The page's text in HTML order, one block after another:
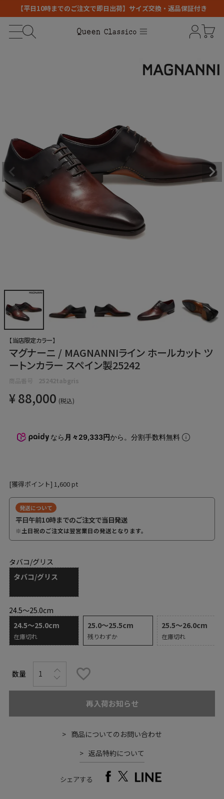
【平日10時までのご注文で即日出荷】サイズ交換・返品保証付き
【当店限定カラー】
マグナーニ / MAGNANNIライン ホールカット ツ
ートンカラー スペイン製25242
商品番号 25242tabgris
¥88,000 税込
なら 月々29,333円から。分割手数料無料
[獲得ポイント] 1,600 pt
発送について
平日午前10時までのご注文で当日発送
※土日祝のご注文は翌営業日の発送となります。
24.5～25.0cm
24.5～25.0cm
在庫切れ
25.0～25.5cm
残りわずか
25.5～26.0cm
在庫切れ
タバコ/グリス
タバコ/グリス
再入荷お知らせ
商品についてのお問い合わせ
返品特約について
シェアする